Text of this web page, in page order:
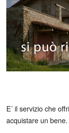
E’ il servizio che
acquistare un bene.